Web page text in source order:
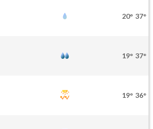
20° 37°
19° 37°
19° 36°